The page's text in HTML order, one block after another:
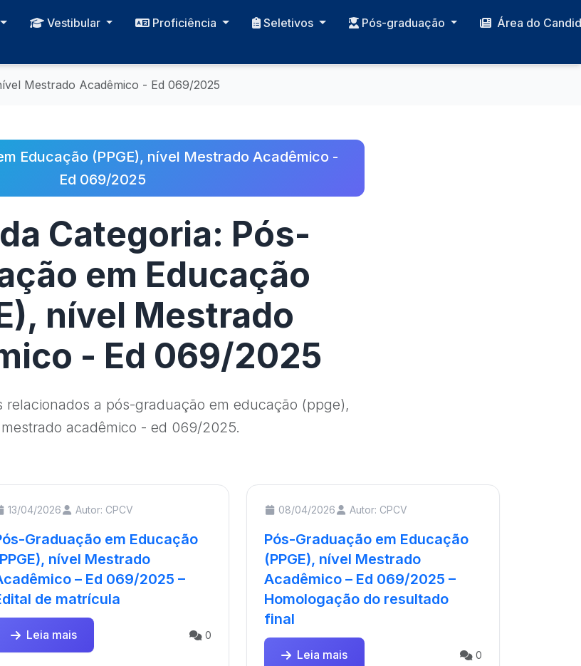
Vestibular Proficiência Seletivos Pós-graduação Área do
Mestrado Acadêmico - Ed 069/2025
Educação (PPGE), nível Mestrado Acadêmico -
Ed 069/2025
Categoria: Pós-
em Educação
nível Mestrado
- Ed 069/2025
relacionados a pós-graduação em educação (ppge),
acadêmico - ed 069/2025.
13/04/2026 Autor: CPCV
Graduação em Educação
nível Mestrado
– Ed 069/2025 –
de matrícula
Leia mais 0
08/04/2026 Autor: CPCV
Pós-Graduação em Educação
(PPGE), nível Mestrado
Acadêmico – Ed 069/2025 –
Homologação do resultado
final
Leia mais 0